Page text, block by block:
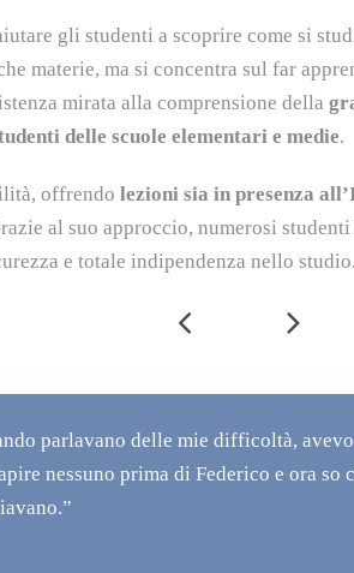
gli studenti a scoprire come si
materie, ma si concentra sul far
mirata alla comprensione della
delle scuole elementari e medie.
offrendo lezioni sia in presenza
al suo approccio, numerosi
e totale indipendenza nello studio.
parlavano delle mie difficoltà,
nessuno prima di Federico e ora